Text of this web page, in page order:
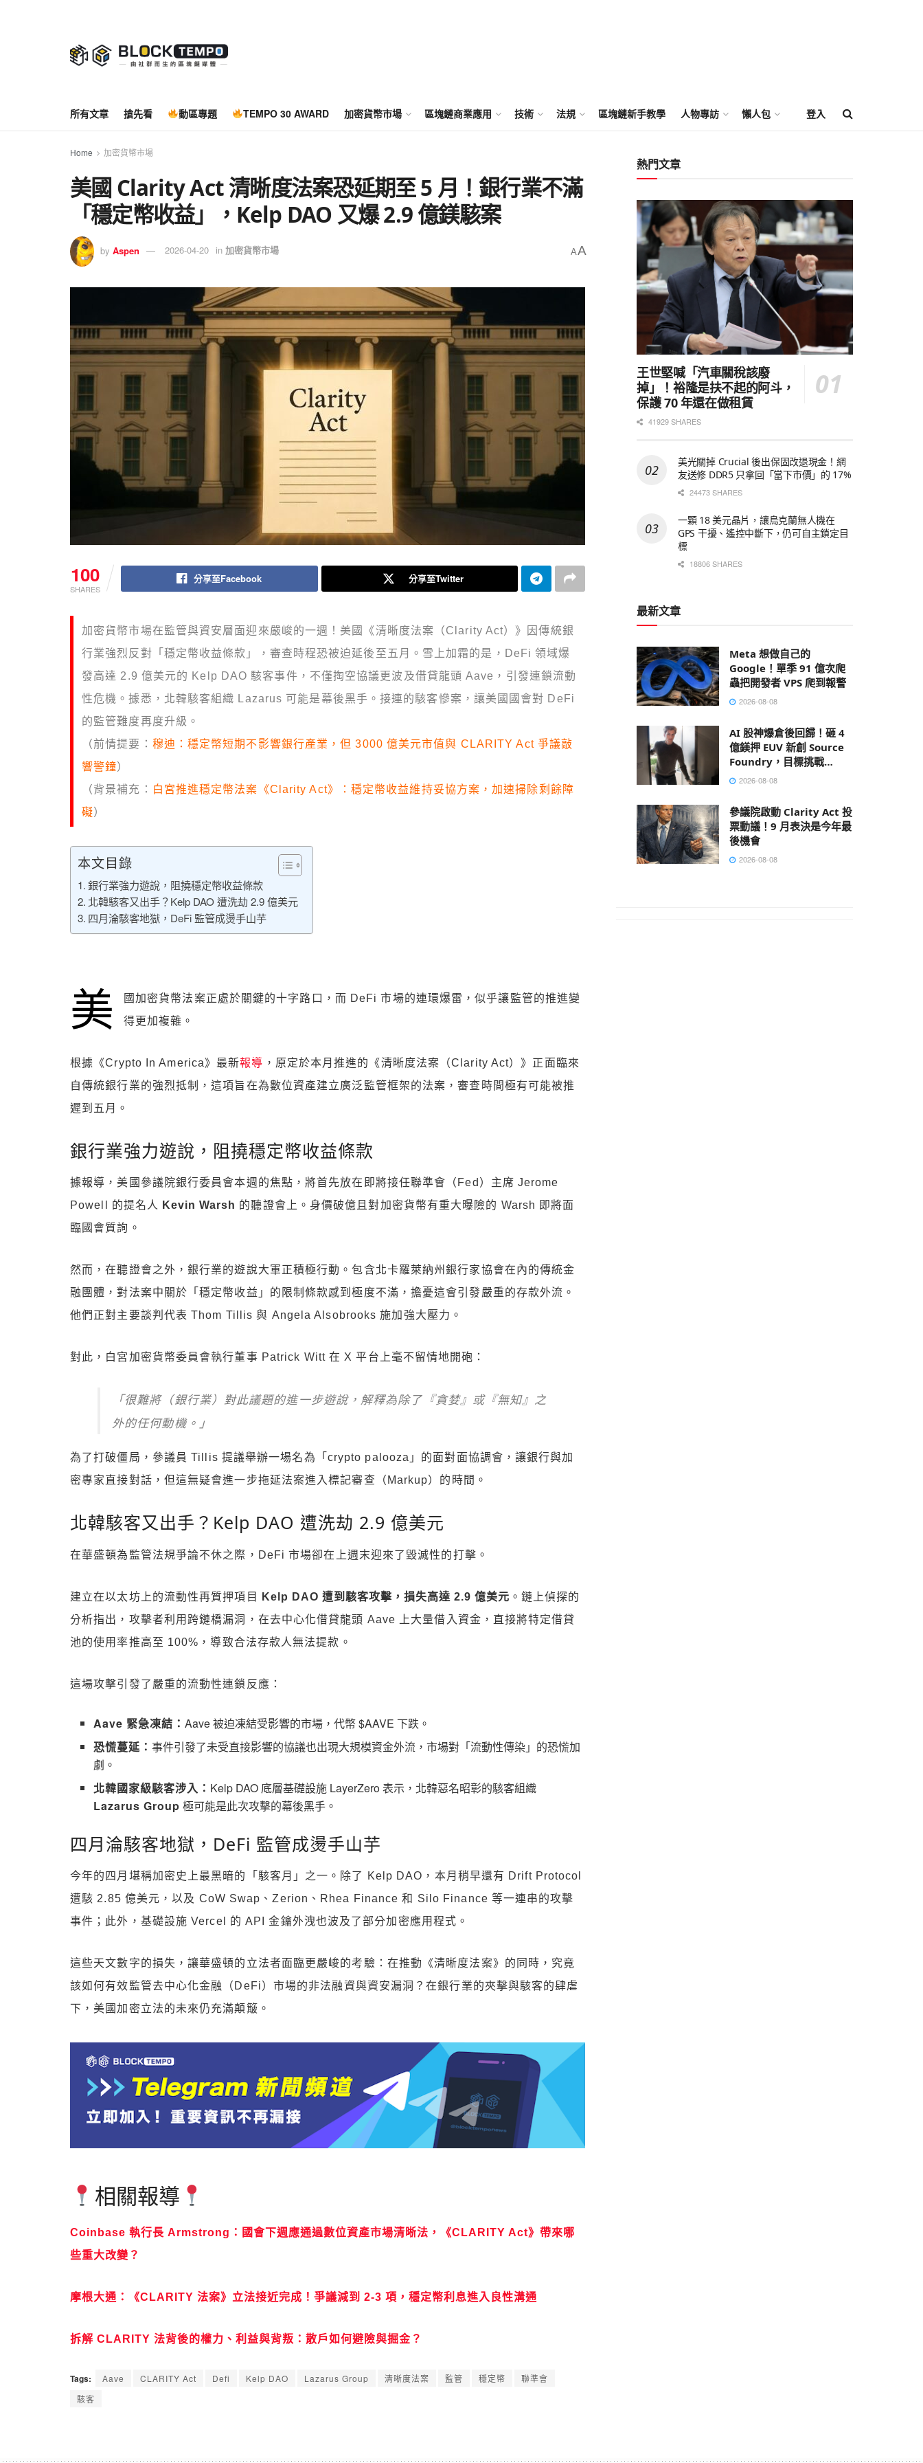
所有文章 搶先看 動區專題 TEMPO 30 AWARD 加密貨幣市場 區塊鏈商業應用 技術 法規 區塊鏈新手教學 人物專訪 懶人包 登入
Home 加密貨幣市場
美國 Clarity Act 清晰度法案恐延期至 5 月！銀行業不滿
「穩定幣收益」，Kelp DAO 又爆 2.9 億鎂駭案
by Aspen 2026-04-20 in 加密貨幣市場 AA
100
SHARES
分享至Facebook 分享至Twitter
加密貨幣市場在監管與資安層面迎來嚴峻的一週！美國《清晰度法案（Clarity Act）》因傳統銀
行業強烈反對「穩定幣收益條款」，審查時程恐被迫延後至五月。雪上加霜的是，DeFi 領域爆
發高達 2.9 億美元的 Kelp DAO 駭客事件，不僅掏空協議更波及借貸龍頭 Aave，引發連鎖流動
性危機。據悉，北韓駭客組織 Lazarus 可能是幕後黑手。接連的駭客慘案，讓美國國會對 DeFi
的監管難度再度升級。
（前情提要： 穆迪：穩定幣短期不影響銀行產業，但 3000 億美元市值與 CLARITY Act 爭議敲
響警鐘）
（背景補充： 白宮推進穩定幣法案《Clarity Act》：穩定幣收益維持妥協方案，加速掃除剩餘障
礙）
本文目錄
銀行業強力遊說，阻撓穩定幣收益條款
北韓駭客又出手？Kelp DAO 遭洗劫 2.9 億美元
四月淪駭客地獄，DeFi 監管成燙手山芋
美
國加密貨幣法案正處於關鍵的十字路口，而 DeFi 市場的連環爆雷，似乎讓監管的推進變
得更加複雜。
根據《Crypto In America》最新報導 ，原定於本月推進的《清晰度法案（Clarity Act）》正面臨來
自傳統銀行業的強烈抵制，這項旨在為數位資產建立廣泛監管框架的法案，審查時間極有可能被推
遲到五月。
銀行業強力遊說，阻撓穩定幣收益條款
據報導，美國參議院銀行委員會本週的焦點，將首先放在即將接任聯準會（Fed）主席 Jerome
Powell 的提名人
Kevin Warsh 的聽證會上。身價破億且對加密貨幣有重大曝險的 Warsh 即將面
臨國會質詢。
然而，在聽證會之外，銀行業的遊說大軍正積極行動。包含北卡羅萊納州銀行家協會在內的傳統金
融團體，對法案中關於「穩定幣收益」的限制條款感到極度不滿，擔憂這會引發嚴重的存款外流。
他們正對主要談判代表 Thom Tillis 與 Angela Alsobrooks 施加強大壓力。
對此，白宮加密貨幣委員會執行董事 Patrick Witt 在 X 平台上毫不留情地開砲：
「很難將（銀行業）對此議題的進一步遊說，解釋為除了『貪婪』或『無知』之
外的任何動機。」
為了打破僵局，參議員 Tillis 提議舉辦一場名為「crypto palooza」的面對面協調會，讓銀行與加
密專家直接對話，但這無疑會進一步拖延法案進入標記審查（Markup）的時間。
北韓駭客又出手？Kelp DAO 遭洗劫 2.9 億美元
在華盛頓為監管法規爭論不休之際，DeFi 市場卻在上週末迎來了毀滅性的打擊。
建立在以太坊上的流動性再質押項目 Kelp DAO 遭到駭客攻擊，損失高達 2.9 億美元 。鏈上偵探的
分析指出，攻擊者利用跨鏈橋漏洞，在去中心化借貸龍頭 Aave 上大量借入資金，直接將特定借貸
池的使用率推高至 100%，導致合法存款人無法提款。
這場攻擊引發了嚴重的流動性連鎖反應：
Aave 緊急凍結：Aave 被迫凍結受影響的市場，代幣 $AAVE 下跌。
恐慌蔓延：事件引發了未受直接影響的協議也出現大規模資金外流，市場對「流動性傳染」的恐慌加
劇。
北韓國家級駭客涉入： Kelp DAO 底層基礎設施 LayerZero 表示，北韓惡名昭彰的駭客組織
Lazarus Group 極可能是此次攻擊的幕後黑手。
四月淪駭客地獄，DeFi 監管成燙手山芋
今年的四月堪稱加密史上最黑暗的「駭客月」之一。除了 Kelp DAO，本月稍早還有 Drift Protocol
遭駭 2.85 億美元，以及 CoW Swap、Zerion、Rhea Finance 和 Silo Finance 等一連串的攻擊
事件；此外，基礎設施 Vercel 的 API 金鑰外洩也波及了部分加密應用程式。
這些天文數字的損失，讓華盛頓的立法者面臨更嚴峻的考驗：在推動《清晰度法案》的同時，究竟
該如何有效監管去中心化金融（DeFi）市場的非法融資與資安漏洞？在銀行業的夾擊與駭客的肆虐
下，美國加密立法的未來仍充滿顛簸。
相關報導
Coinbase 執行長 Armstrong：國會下週應通過數位資產市場清晰法，《CLARITY Act》帶來哪
些重大改變？
摩根大通：《CLARITY 法案》立法接近完成！爭議減到 2-3 項，穩定幣利息進入良性溝通
拆解 CLARITY 法背後的權力、利益與背叛：散戶如何避險與掘金？
Tags: Aave CLARITY Act Defi Kelp DAO Lazarus Group 清晰度法案 監管 穩定幣
聯準會
駭客
熱門文章
王世堅喊「汽車關稅該廢
掉」！裕隆是扶不起的阿斗，
保護 70 年還在做租賃
41929 SHARES
美光關掉 Crucial 後出保固改退現金！網
友送修 DDR5 只拿回「當下市價」的 17%
24473 SHARES
一顆 18 美元晶片，讓烏克蘭無人機在
GPS 干擾、遙控中斷下，仍可自主鎖定目
標
18806 SHARES
最新文章
Meta 想做自己的
Google！單季 91 億次爬
蟲把開發者 VPS 爬到報警
2026-08-08
AI 股神爆倉後回歸！砸 4
億鎂押 EUV 新創 Source
Foundry，目標挑戰
ASML
2026-08-08
參議院啟動 Clarity Act 投
票動議！9 月表決是今年最
後機會
2026-08-08